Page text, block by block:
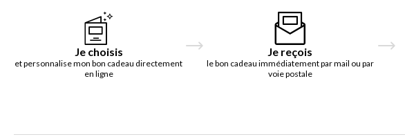
Je choisis
et personnalise mon bon cadeau directement
en ligne
Je reçois
le bon cadeau immédiatement par mail ou par
voie postale